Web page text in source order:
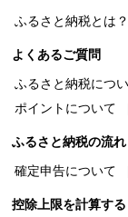
ふるさと納税とは？
よくあるご質問
ふるさと納税につ
ポイントについて
ふるさと納税の流れ
確定申告について
控除上限を計算する